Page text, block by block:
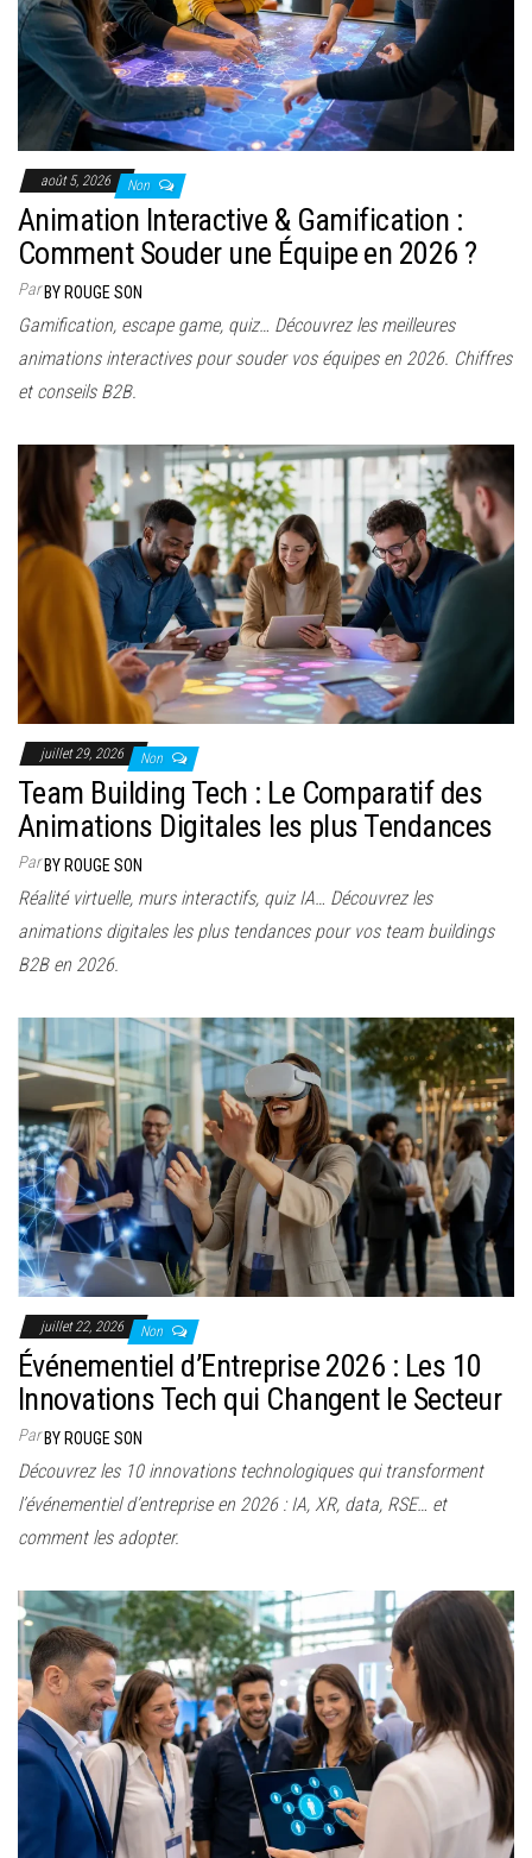
août 5, 2026 Non
Animation Interactive & Gamification :
Comment Souder une Équipe en 2026 ?
ParBY ROUGE SON
Gamification, escape game, quiz… Découvrez les meilleures
animations interactives pour souder vos équipes en 2026. Chiffres
et conseils B2B.
juillet 29, 2026 Non
Team Building Tech : Le Comparatif des
Animations Digitales les plus Tendances
ParBY ROUGE SON
Réalité virtuelle, murs interactifs, quiz IA… Découvrez les
animations digitales les plus tendances pour vos team buildings
B2B en 2026.
juillet 22, 2026 Non
Événementiel d’Entreprise 2026 : Les 10
Innovations Tech qui Changent le Secteur
ParBY ROUGE SON
Découvrez les 10 innovations technologiques qui transforment
l’événementiel d’entreprise en 2026 : IA, XR, data, RSE… et
comment les adopter.